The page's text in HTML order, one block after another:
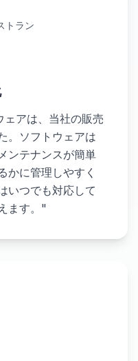
トラン
アは、当社の販売
。ソフトウェアは
ンテナンスが簡単
かに管理しやすく
いつでも対応して
す。 "